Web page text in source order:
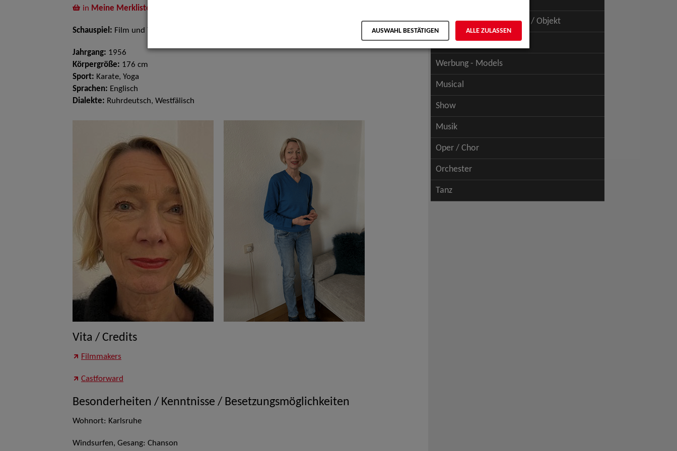
in Meine Merkliste
Schauspiel: Film und TV, Bühne
Jahrgang: 1956
Körpergröße: 176 cm
Sport: Karate, Yoga
Sprachen: Englisch
Dialekte: Ruhrdeutsch, Westfälisch
Vita / Credits
Filmmakers
Castforward
Besonderheiten / Kenntnisse / Besetzungsmöglichkeiten
Wohnort: Karlsruhe
Windsurfen, Gesang: Chanson
Schauspiel - Figur / Puppe / Objekt
Werbung - Talents
Werbung - Models
Musical
Show
Musik
Oper / Chor
Orchester
Tanz
AUSWAHL BESTÄTIGEN ALLE ZULASSEN